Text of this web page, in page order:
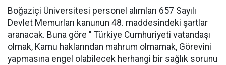
Boğaziçi Üniversitesi personel alımları 657 Sayılı
Devlet Memurları kanunun 48. maddesindeki şartlar
aranacak. Buna göre " Türkiye Cumhuriyeti vatandaşı
olmak, Kamu haklarından mahrum olmamak, Görevini
yapmasına engel olabilecek herhangi bir sağlık sorunu